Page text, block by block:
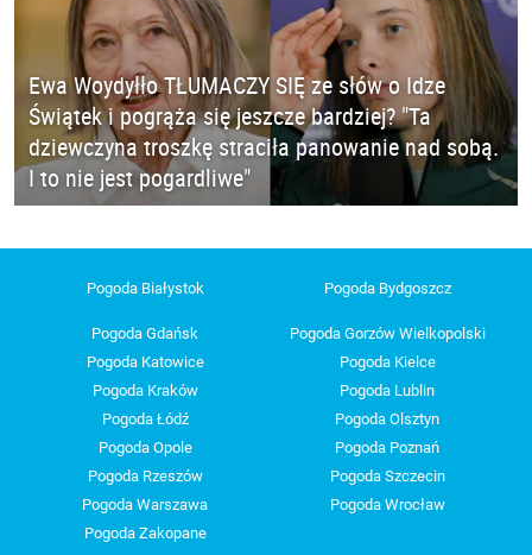
Ewa Woydyłło TŁUMACZY SIĘ ze słów o Idze
Świątek i pogrąża się jeszcze bardziej? "Ta
dziewczyna troszkę straciła panowanie nad sobą.
I to nie jest pogardliwe"
Pogoda Białystok Pogoda Bydgoszcz
Pogoda Gdańsk
Pogoda Gorzów Wielkopolski
Pogoda Katowice
Pogoda Kielce
Pogoda Kraków
Pogoda Lublin
Pogoda Łódź
Pogoda Olsztyn
Pogoda Opole
Pogoda Poznań
Pogoda Rzeszów
Pogoda Szczecin
Pogoda Warszawa
Pogoda Wrocław
Pogoda Zakopane